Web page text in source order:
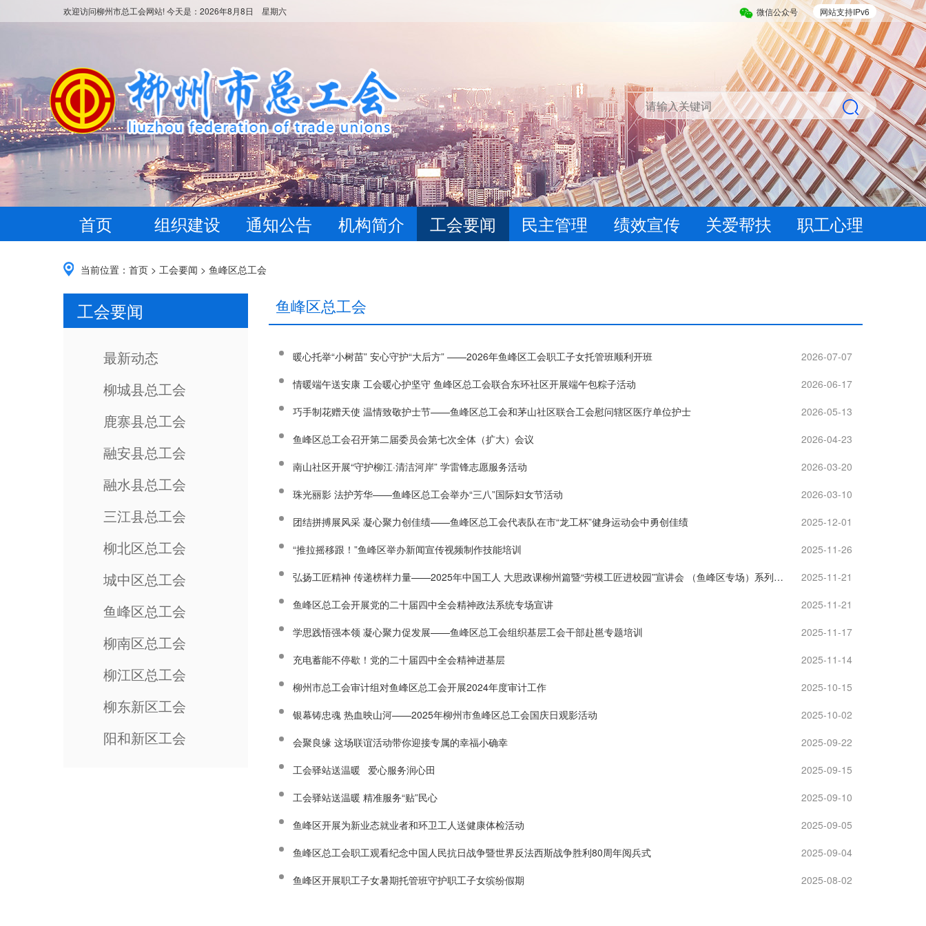
网站支持IPv6
微信公众号
欢迎访问柳州市总工会网站! 今天是： 2026年8月8日 星期六
首页 组织建设 通知公告 机构简介 工会要闻 民主管理 绩效宣传 关爱帮扶 职工心理
当前位置： 首页 > 工会要闻 > 鱼峰区总工会
工会要闻
最新动态
柳城县总工会
鹿寨县总工会
融安县总工会
融水县总工会
三江县总工会
柳北区总工会
城中区总工会
鱼峰区总工会
柳南区总工会
柳江区总工会
柳东新区工会
阳和新区工会
鱼峰区总工会
暖心托举“小树苗” 安心守护“大后方” ——2026年鱼峰区工会职工子女托管班顺利开班
2026-07-07
情暖端午送安康 工会暖心护坚守 鱼峰区总工会联合东环社区开展端午包粽子活动
2026-06-17
巧手制花赠天使 温情致敬护士节——鱼峰区总工会和茅山社区联合工会慰问辖区医疗单位护士
2026-05-13
鱼峰区总工会召开第二届委员会第七次全体（扩大）会议
2026-04-23
南山社区开展“守护柳江·清洁河岸” 学雷锋志愿服务活动
2026-03-20
珠光丽影 法护芳华——鱼峰区总工会举办“三八”国际妇女节活动
2026-03-10
团结拼搏展风采 凝心聚力创佳绩——鱼峰区总工会代表队在市“龙工杯”健身运动会中勇创佳绩
2025-12-01
“推拉摇移跟！”鱼峰区举办新闻宣传视频制作技能培训
2025-11-26
弘扬工匠精神 传递榜样力量——2025年中国工人 大思政课柳州篇暨“劳模工匠进校园”宣讲会 （鱼峰区专场）系列活动
2025-11-21
鱼峰区总工会开展党的二十届四中全会精神政法系统专场宣讲
2025-11-21
学思践悟强本领 凝心聚力促发展——鱼峰区总工会组织基层工会干部赴邕专题培训
2025-11-17
充电蓄能不停歇！党的二十届四中全会精神进基层
2025-11-14
柳州市总工会审计组对鱼峰区总工会开展2024年度审计工作
2025-10-15
银幕铸忠魂 热血映山河——2025年柳州市鱼峰区总工会国庆日观影活动
2025-10-02
会聚良缘 这场联谊活动带你迎接专属的幸福小确幸
2025-09-22
工会驿站送温暖 爱心服务润心田
2025-09-15
工会驿站送温暖 精准服务“贴”民心
2025-09-10
鱼峰区开展为新业态就业者和环卫工人送健康体检活动
2025-09-05
鱼峰区总工会职工观看纪念中国人民抗日战争暨世界反法西斯战争胜利80周年阅兵式
2025-09-04
鱼峰区开展职工子女暑期托管班守护职工子女缤纷假期
2025-08-02